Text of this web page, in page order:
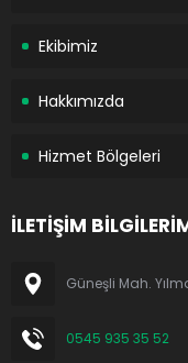
Ekibimiz
Hakkımızda
Hizmet Bölgeleri
İLETİŞİM
Güneşli Mah.
0545 935 35 52